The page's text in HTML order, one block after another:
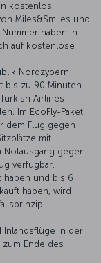
kostenlos
Miles&Smiles und
haben in
auf kostenlose
Nordzypern
bis zu 90 Minuten
Airlines
Im EcoFly-Paket
dem Flug gegen
mit
Notausgang gegen
verfügbar.
haben und bis 6
haben, wird
Inlandsflüge in der
Ende des